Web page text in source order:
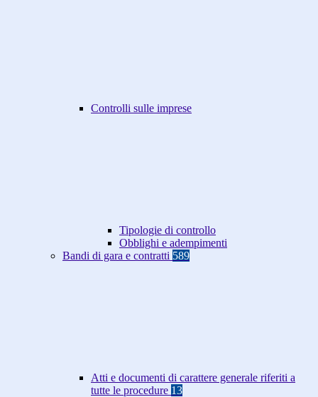
Controlli sulle imprese
Tipologie di controllo
Obblighi e adempimenti
Bandi di gara e contratti 589
Atti e documenti di carattere generale riferiti a
tutte le procedure 13